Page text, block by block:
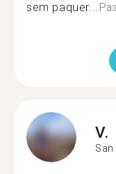
sem paquer...
V.